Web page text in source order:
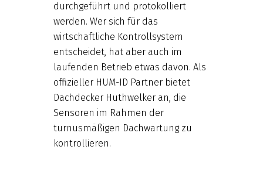
durchgeführt und protokolliert
werden. Wer sich für das
wirtschaftliche Kontrollsystem
entscheidet, hat aber auch im
laufenden Betrieb etwas davon. Als
offizieller HUM-ID Partner bietet
Dachdecker Huthwelker an, die
Sensoren im Rahmen der
turnusmäßigen Dachwartung zu
kontrollieren.